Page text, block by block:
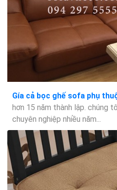
Gía cả bọc ghế sofa phụ
hơn 15 năm thành lập. chúng
chuyên nghiệp nhiều năm...